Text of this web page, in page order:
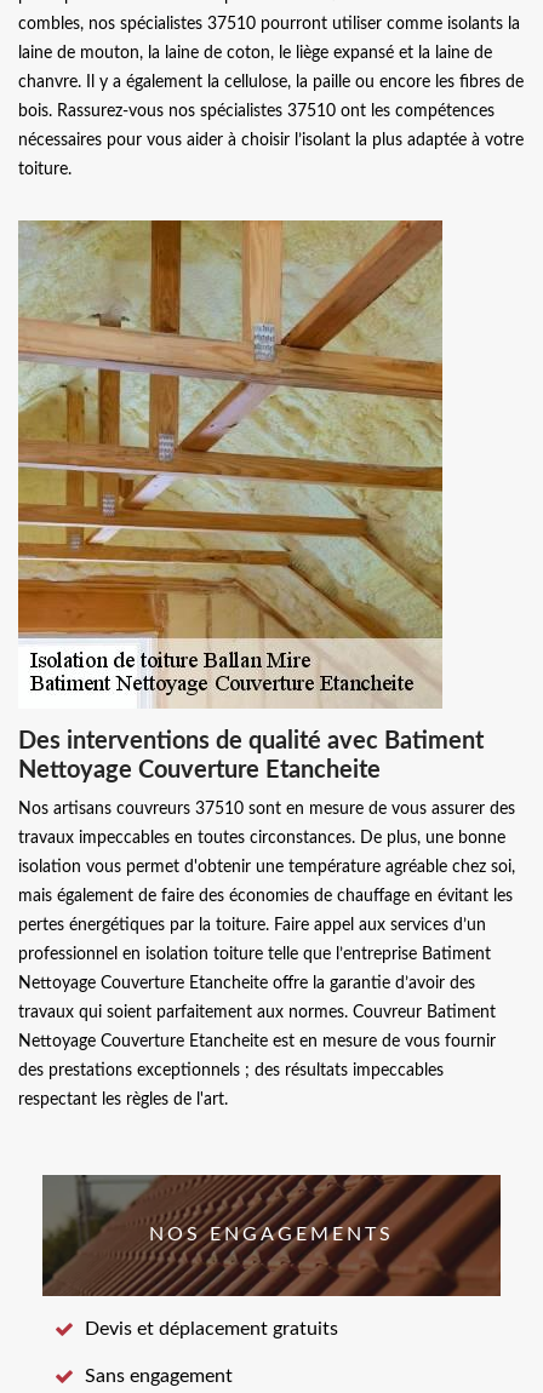
combles, nos spécialistes 37510 pourront utiliser comme isolants la
laine de mouton, la laine de coton, le liège expansé et la laine de
chanvre. Il y a également la cellulose, la paille ou encore les fibres de
bois. Rassurez-vous nos spécialistes 37510 ont les compétences
nécessaires pour vous aider à choisir l’isolant la plus adaptée à votre
toiture.
Des interventions de qualité avec Batiment
Nettoyage Couverture Etancheite
Nos artisans couvreurs 37510 sont en mesure de vous assurer des
travaux impeccables en toutes circonstances. De plus, une bonne
isolation vous permet d'obtenir une température agréable chez soi,
mais également de faire des économies de chauffage en évitant les
pertes énergétiques par la toiture. Faire appel aux services d’un
professionnel en isolation toiture telle que l’entreprise Batiment
Nettoyage Couverture Etancheite offre la garantie d’avoir des
travaux qui soient parfaitement aux normes. Couvreur Batiment
Nettoyage Couverture Etancheite est en mesure de vous fournir
des prestations exceptionnels ; des résultats impeccables
respectant les règles de l'art.
NOS ENGAGEMENTS
Devis et déplacement gratuits
Sans engagement